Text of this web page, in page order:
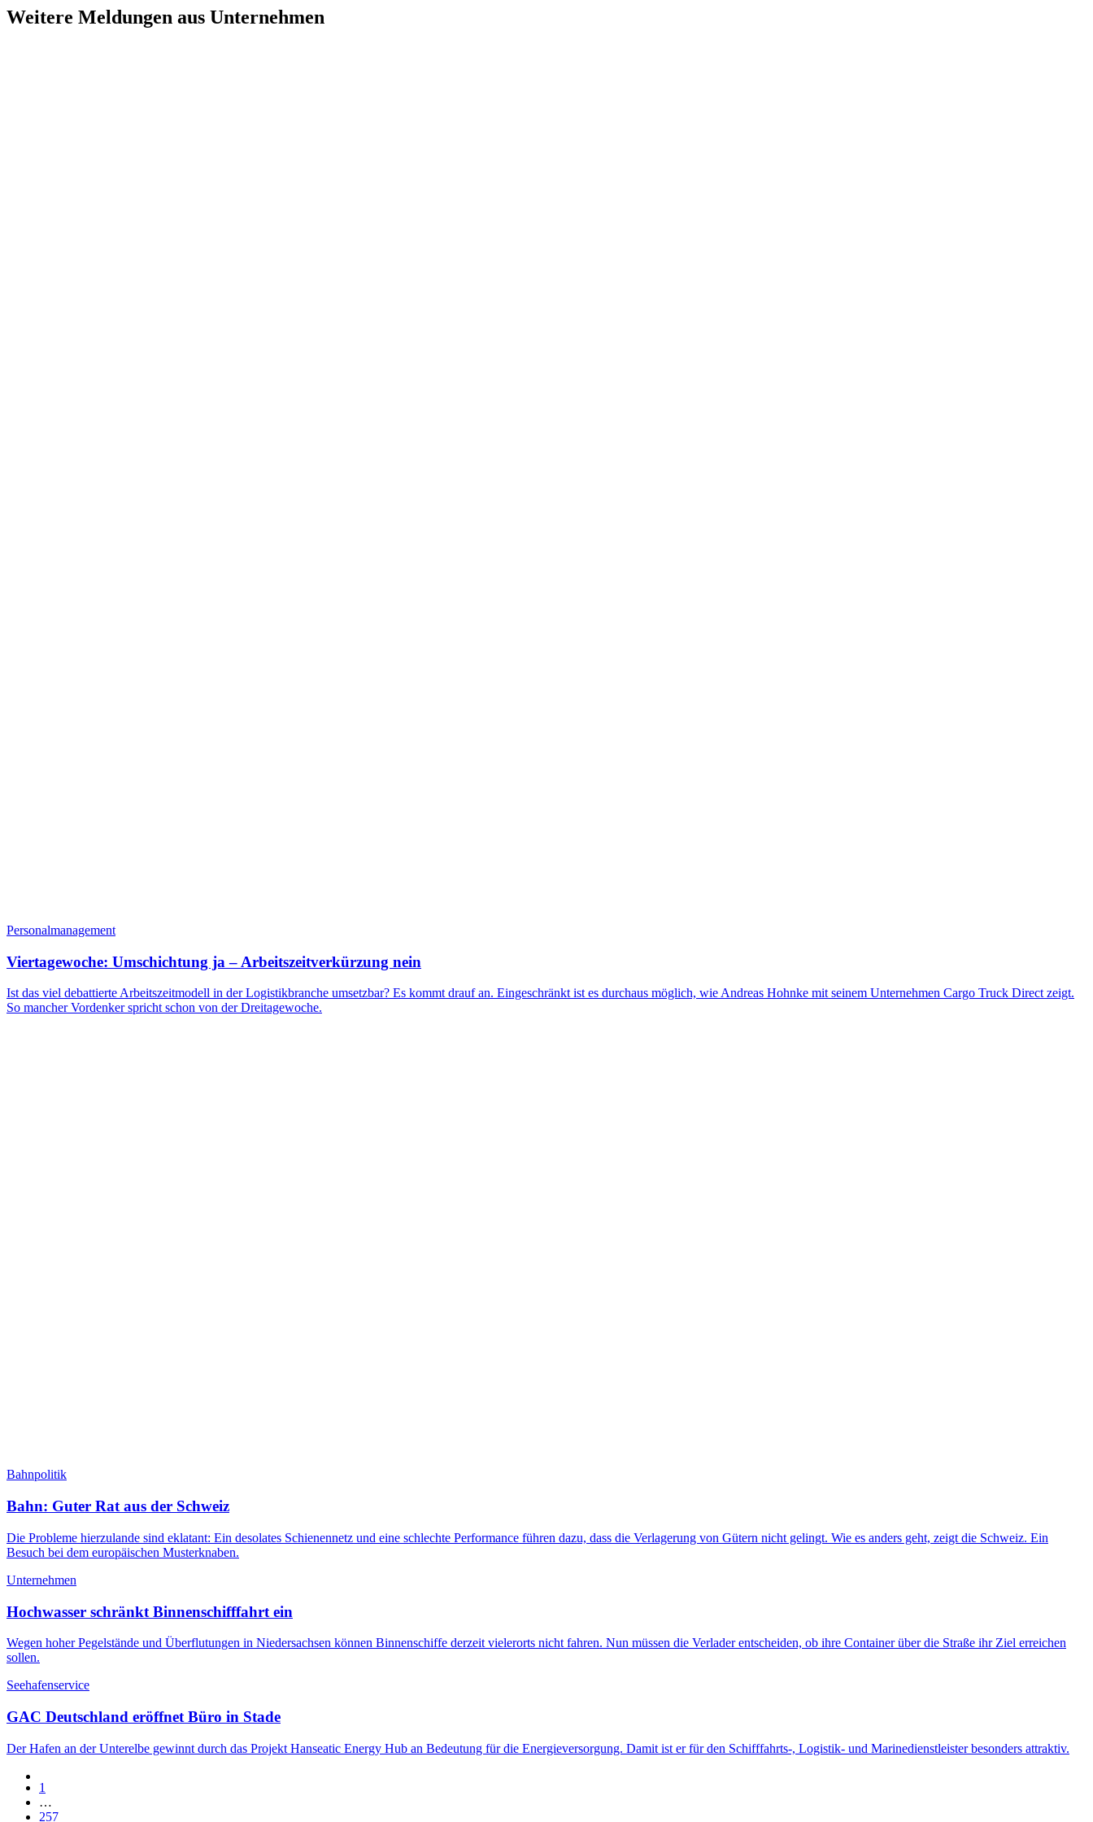
Weitere Meldungen aus Unternehmen
Personalmanagement
Viertagewoche: Umschichtung ja – Arbeitszeitverkürzung nein
Ist das viel debattierte Arbeitszeitmodell in der Logistikbranche umsetzbar? Es kommt drauf an. Eingeschränkt ist es durchaus möglich, wie Andreas Hohnke mit seinem Unternehmen Cargo Truck Direct zeigt.
So mancher Vordenker spricht schon von der Dreitagewoche.
Bahnpolitik
Bahn: Guter Rat aus der Schweiz
Die Probleme hierzulande sind eklatant: Ein desolates Schienennetz und eine schlechte Performance führen dazu, dass die Verlagerung von Gütern nicht gelingt. Wie es anders geht, zeigt die Schweiz. Ein
Besuch bei dem europäischen Musterknaben.
Unternehmen
Hochwasser schränkt Binnenschifffahrt ein
Wegen hoher Pegelstände und Überflutungen in Niedersachsen können Binnenschiffe derzeit vielerorts nicht fahren. Nun müssen die Verlader entscheiden, ob ihre Container über die Straße ihr Ziel erreichen
sollen.
Seehafenservice
GAC Deutschland eröffnet Büro in Stade
Der Hafen an der Unterelbe gewinnt durch das Projekt Hanseatic Energy Hub an Bedeutung für die Energieversorgung. Damit ist er für den Schifffahrts-, Logistik- und Marinedienstleister besonders attraktiv.
1
…
257